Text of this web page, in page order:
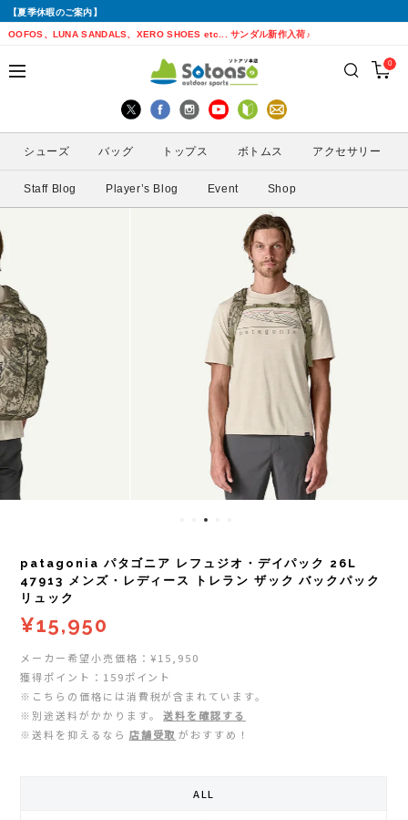
【夏季休暇のご案内】
OOFOS、LUNA SANDALS、XERO SHOES etc... サンダル新作入荷♪
戻る
シューズから探す
トレイルランニングシューズ
ランニングシューズ
戻る
トップスから探す
シェル・レインウェア
シャツ
戻る
ボトムスから探す
ショートパンツ
ロングパンツ
スパッツ
戻る
バッグから探す
トレランザック
バックパック
その他
戻る
アクセサリーから探す
キャップ・ハット
ソックス
アームカバー
ゲイター
サングラス
ライト
ボトル・携帯カップ
ストックポール
その他
戻る
ブランドから探す
ACTIVE YOHKAN(アクティブようかん)
ATHLETUNE(アスリチューン)
Enemoti(エネモチ)
HoneyAction(ハニーアクション)
KODA(コーダ)
Mag-on(マグオン)
MEDALIST(メダリスト)
PUREPALA(ピュアパラ)
SAMURAICHARGE Pro
SAMURAI GEL(サムライジェル)
Shonai Special(ショウナイスペシャル)
戻る
ブランドから探す
Amazfit(アマズフィット)
BAUERFEIND(バウアーファインド)
CHAORAS(チャオラス)
Clef(クレ)
Columbia・Montrail(コロンビア・モント
レイル)
COMPRESSPORT(コンプレスポーツ)
DYNAFIT(ディナフィット)
ELDORESO(エルドレッソ)
extremities (エクストリミティーズ)
FEELCAP(フィールキャップ)
戻る
性別から探す
レディース
0
シューズ バッグ トップス ボトムス アクセサリー
Staff Blog Player’s Blog Event Shop
patagonia パタゴニア レフュジオ・デイパック 26L
47913 メンズ・レディース トレラン ザック バックパック
リュック
¥15,950
メーカー希望小売価格：¥15,950
獲得ポイント：159ポイント
※こちらの価格には消費税が含まれています。
※別途送料がかかります。
送料を確認する
※送料を抑えるなら 店舗受取 がおすすめ！
ALL